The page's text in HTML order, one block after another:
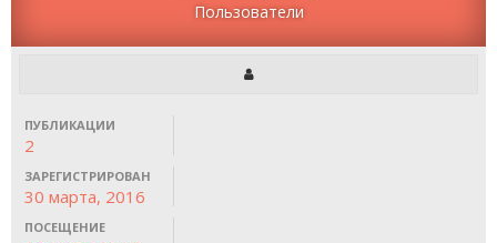
Пользователи
ПУБЛИКАЦИИ
2
ЗАРЕГИСТРИРОВАН
30 марта, 2016
ПОСЕЩЕНИЕ